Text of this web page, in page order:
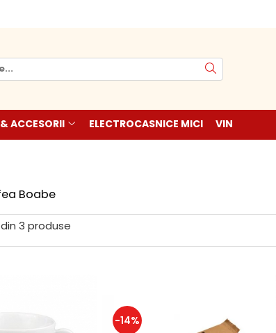
ACCESORII ELECTROCASNICE MICI VIN
Boabe
din 3 produse
-14%